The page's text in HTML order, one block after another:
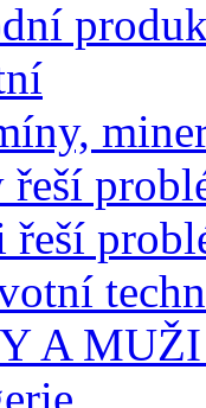
řeší
řeší
A